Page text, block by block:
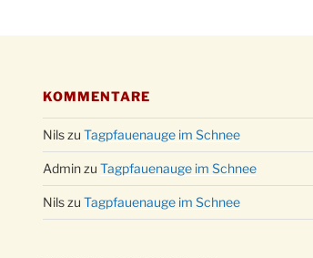
am
19.12.
20.12.
KOMMENTARE
Nilszu Tagpfauenauge im Schnee
Adminzu Tagpfauenauge im Schnee
Nilszu Tagpfauenauge im Schnee